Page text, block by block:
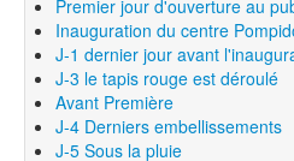
Premier jour d'ouverture au
Inauguration du centre
J-1 dernier jour avant
J-3 le tapis rouge est déroulé
Avant Première
J-4 Derniers embellissements
J-5 Sous la pluie